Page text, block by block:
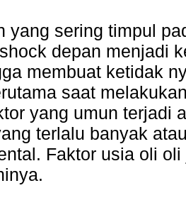
yang sering timpul
depan menjadi
membuat ketidak
saat
yang umun terjadi
terlalu banyak
Faktor usia oli